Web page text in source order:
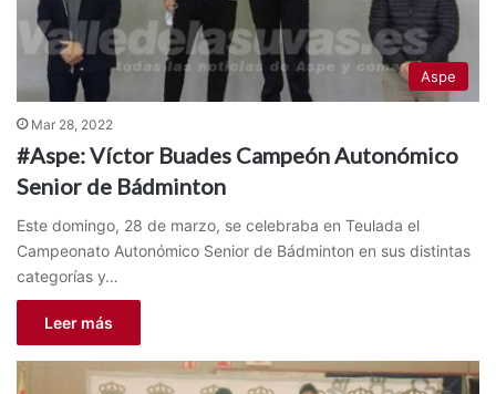
Aspe
Mar 28, 2022
#Aspe: Víctor Buades Campeón Autonómico
Senior de Bádminton
Este domingo, 28 de marzo, se celebraba en Teulada el
Campeonato Autonómico Senior de Bádminton en sus distintas
categorías y…
Leer más